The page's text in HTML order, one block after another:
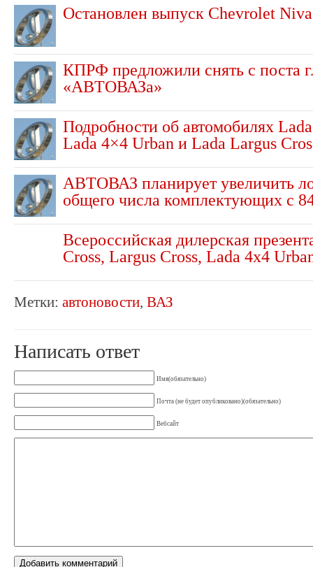
Остановлен выпуск Chevrolet Niva
КПРФ предложили снять с поста
«АВТОВАЗа»
Подробности об автомобилях
Lada 4×4 Urban и Lada Largus
АВТОВАЗ планирует увеличить
общего числа комплектующих с
Всероссийская дилерская
Cross, Largus Cross, Lada 4х4
Метки: автоновости, ВАЗ
Написать ответ
Имя(обязательно)
Почта (не будет опубликовано)(обязательно)
Вебсайт